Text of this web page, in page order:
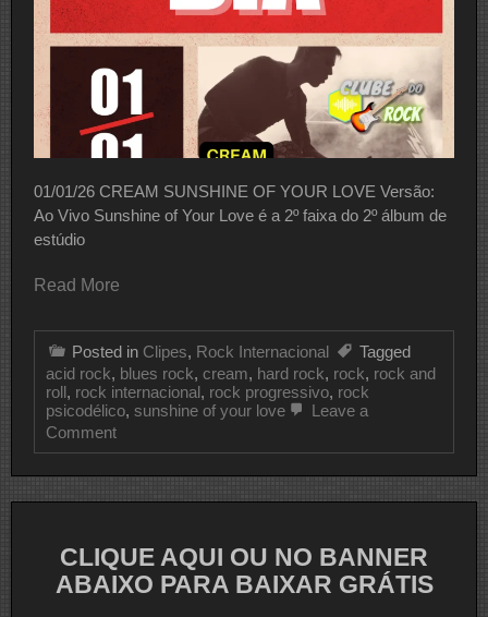
01/01/26 CREAM SUNSHINE OF YOUR LOVE Versão:
Ao Vivo Sunshine of Your Love é a 2º faixa do 2º álbum de
estúdio
Read More
Posted in Clipes, Rock Internacional
Tagged
acid rock, blues rock, cream, hard rock, rock, rock and
roll, rock internacional, rock progressivo, rock
psicodélico, sunshine of your love
Leave a
Commenton
CLIPE
CREAM
CLIQUE AQUI OU NO BANNER
ABAIXO PARA BAIXAR GRÁTIS